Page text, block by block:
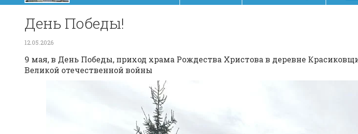
День Победы!
12.05.2026
9 мая, в День Победы, приход храма Рождества Христова в деревне
Великой отечественной войны